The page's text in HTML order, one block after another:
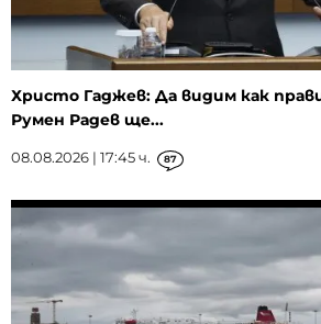
Христо Гаджев: Да видим как
Румен Радев ще...
08.08.2026 | 17:45 ч. 87